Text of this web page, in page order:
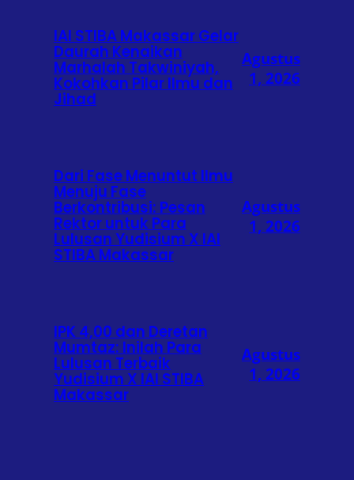
IAI STIBA Makassar Gelar
Daurah Kenaikan
Marhalah Takwiniyah,
Kokohkan Pilar Ilmu dan
Jihad
Agustus
1, 2026
Dari Fase Menuntut Ilmu
Menuju Fase
Berkontribusi: Pesan
Rektor untuk Para
Lulusan Yudisium X IAI
STIBA Makassar
Agustus
1, 2026
IPK 4,00 dan Deretan
Mumtaz: Inilah Para
Lulusan Terbaik
Yudisium X IAI STIBA
Makassar
Agustus
1, 2026